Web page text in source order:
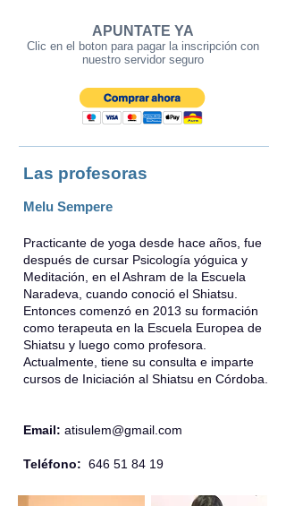
APUNTATE YA
Clic en el boton para pagar la inscripción con
nuestro servidor seguro
Las profesoras
Melu Sempere
Practicante de yoga desde hace años, fue
después de cursar Psicología yóguica y
Meditación, en el Ashram de la Escuela
Naradeva, cuando conoció el Shiatsu.
Entonces comenzó en 2013 su formación
como terapeuta en la Escuela Europea de
Shiatsu y luego como profesora.
Actualmente, tiene su consulta e imparte
cursos de Iniciación al Shiatsu en Córdoba.
Email: atisulem@gmail.com
Teléfono: 646 51 84 19